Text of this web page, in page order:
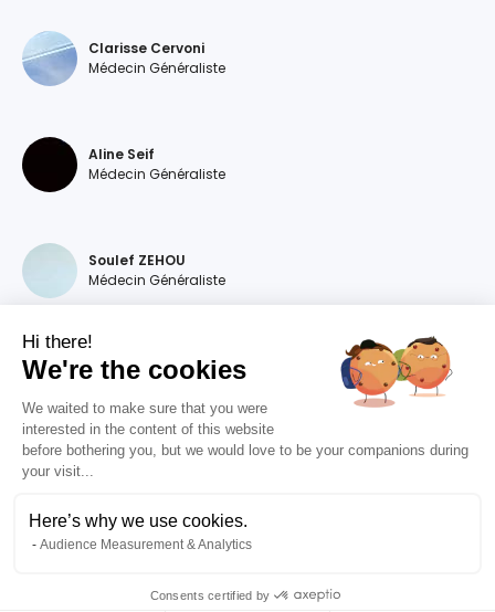
Clarisse Cervoni
Médecin Généraliste
Aline Seif
Médecin Généraliste
Soulef ZEHOU
Médecin Généraliste
Magdalena DEVILLERS
Diana MOURAO BALSA
Médecin Généraliste
Hi there!
We're the cookies
We waited to make sure that you were
interested in the content of this website
before bothering you, but we would love to be your companions during
your visit...
Here’s why we use cookies.
Audience Measurement & Analytics
Consents certified by